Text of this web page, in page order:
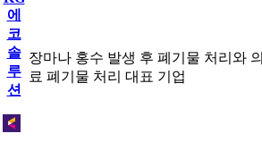
에
코
솔
루
션
장마나 홍수 발생 후 폐기물 처리와 의
료 폐기물 처리 대표 기업